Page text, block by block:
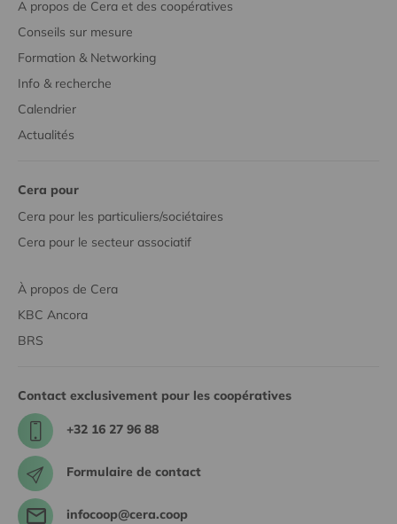
A propos de Cera et des coopératives
Conseils sur mesure
Formation & Networking
Info & recherche
Calendrier
Actualités
Cera pour
Cera pour les particuliers/sociétaires
Cera pour le secteur associatif
À propos de Cera
KBC Ancora
BRS
Contact exclusivement pour les coopératives
+32 16 27 96 88
Formulaire de contact
infocoop@cera.coop